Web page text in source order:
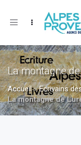
Toggle
La montagne
Accueil»Ecrivains
La montagne de